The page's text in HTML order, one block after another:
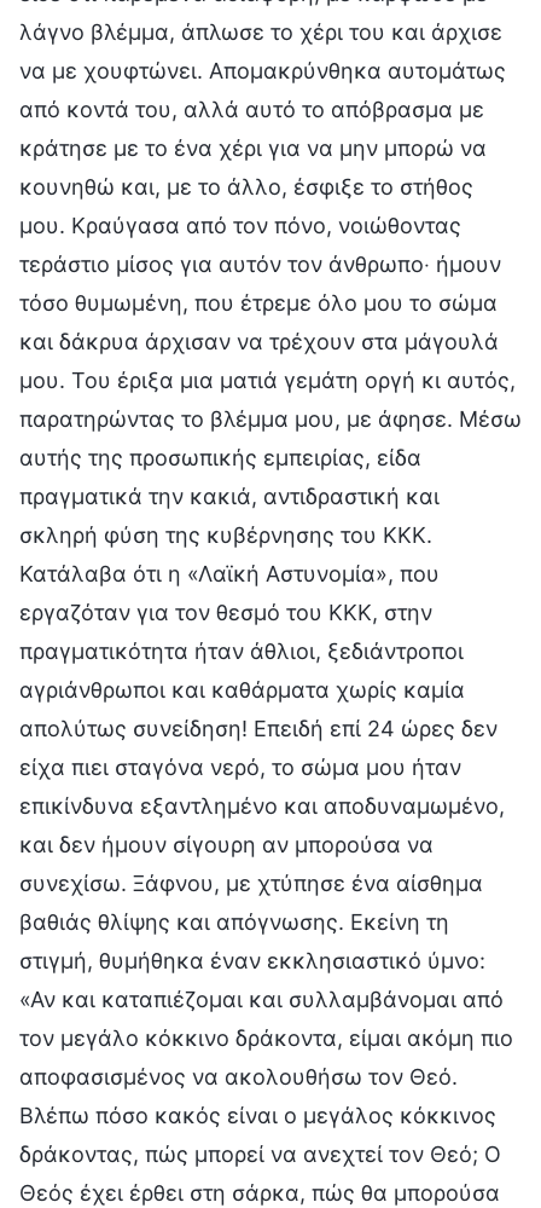
λάγνο βλέμμα, άπλωσε το χέρι του και άρχισε
να με χουφτώνει. Απομακρύνθηκα αυτομάτως
από κοντά του, αλλά αυτό το απόβρασμα με
κράτησε με το ένα χέρι για να μην μπορώ να
κουνηθώ και, με το άλλο, έσφιξε το στήθος
μου. Κραύγασα από τον πόνο, νοιώθοντας
τεράστιο μίσος για αυτόν τον άνθρωπο‧ ήμουν
τόσο θυμωμένη, που έτρεμε όλο μου το σώμα
και δάκρυα άρχισαν να τρέχουν στα μάγουλά
μου. Του έριξα μια ματιά γεμάτη οργή κι αυτός,
παρατηρώντας το βλέμμα μου, με άφησε. Μέσω
αυτής της προσωπικής εμπειρίας, είδα
πραγματικά την κακιά, αντιδραστική και
σκληρή φύση της κυβέρνησης του ΚΚΚ.
Κατάλαβα ότι η «Λαϊκή Αστυνομία», που
εργαζόταν για τον θεσμό του ΚΚΚ, στην
πραγματικότητα ήταν άθλιοι, ξεδιάντροποι
αγριάνθρωποι και καθάρματα χωρίς καμία
απολύτως συνείδηση! Επειδή επί 24 ώρες δεν
είχα πιει σταγόνα νερό, το σώμα μου ήταν
επικίνδυνα εξαντλημένο και αποδυναμωμένο,
και δεν ήμουν σίγουρη αν μπορούσα να
συνεχίσω. Ξάφνου, με χτύπησε ένα αίσθημα
βαθιάς θλίψης και απόγνωσης. Εκείνη τη
στιγμή, θυμήθηκα έναν εκκλησιαστικό ύμνο:
«Αν και καταπιέζομαι και συλλαμβάνομαι από
τον μεγάλο κόκκινο δράκοντα, είμαι ακόμη πιο
αποφασισμένος να ακολουθήσω τον Θεό.
Βλέπω πόσο κακός είναι ο μεγάλος κόκκινος
δράκοντας, πώς μπορεί να ανεχτεί τον Θεό; Ο
Θεός έχει έρθει στη σάρκα, πώς θα μπορούσα